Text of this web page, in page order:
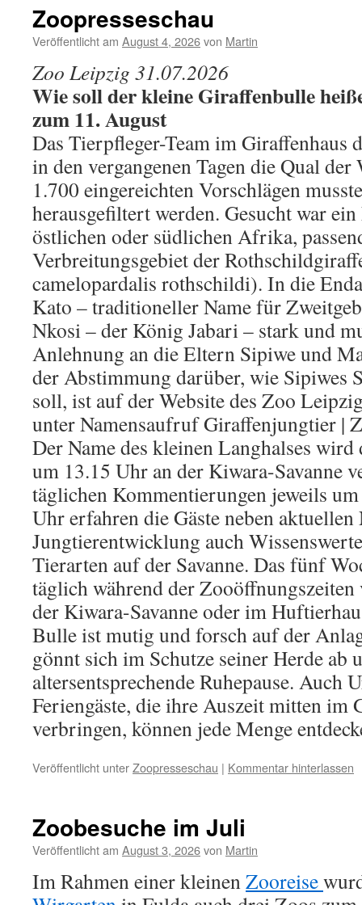
Zoopresseschau
Veröffentlicht am August 4, 2026von Martin
Zoo Leipzig 31.07.2026
Wie soll der kleine Giraffenbulle
zum 11. August
Das Tierpfleger-Team im Giraffenhaus
in den vergangenen Tagen die Qual
1.700 eingereichten Vorschlägen
herausgefiltert werden. Gesucht war ein
östlichen oder südlichen Afrika,
Verbreitungsgebiet der
camelopardalis rothschildi). In die
Kato – traditioneller Name für
Nkosi – der König Jabari – stark und
Anlehnung an die Eltern Sipiwe und
der Abstimmung darüber, wie Sipiwes
soll, ist auf der Website des Zoo
unter Namensaufruf Giraffenjungtier |
Der Name des kleinen Langhalses
um 13.15 Uhr an der Kiwara-Savanne
täglichen Kommentierungen jeweils
Uhr erfahren die Gäste neben
Jungtierentwicklung auch
Tierarten auf der Savanne. Das fünf
täglich während der
der Kiwara-Savanne oder im
Bulle ist mutig und forsch auf der
gönnt sich im Schutze seiner Herde ab
altersentsprechende Ruhepause. Auch
Feriengäste, die ihre Auszeit mitten im
verbringen, können jede Menge
Veröffentlicht unterZoopresseschau | Kommentar hinterlassen
Zoobesuche im Juli
Veröffentlicht am August 3, 2026von Martin
Im Rahmen einer kleinen Zooreise